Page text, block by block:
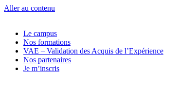
Aller au contenu
Le campus
Nos formations
VAE – Validation des Acquis de l’Expérience
Nos partenaires
Je m’inscris